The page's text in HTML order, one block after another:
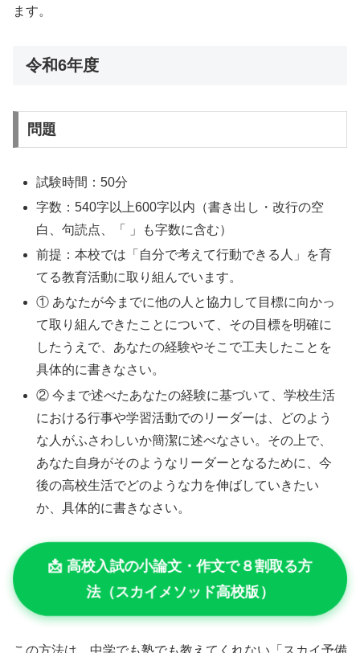
ます。
令和6年度
問題
試験時間：50分
字数：540字以上600字以内（書き出し・改行の空
白、句読点、「 」も字数に含む）
前提：本校では「自分で考えて行動できる人」を育
てる教育活動に取り組んでいます。
① あなたが今までに他の人と協力して目標に向かっ
て取り組んできたことについて、その目標を明確に
したうえで、あなたの経験やそこで工夫したことを
具体的に書きなさい。
② 今まで述べたあなたの経験に基づいて、学校生活
における行事や学習活動でのリーダーは、どのよう
な人がふさわしいか簡潔に述べなさい。その上で、
あなた自身がそのようなリーダーとなるために、今
後の高校生活でどのような力を伸ばしていきたい
か、具体的に書きなさい。
📩 高校入試の小論文・作文で８割取る方
法（スカイメソッド高校版）
この方法は、中学でも塾でも教えてくれない「スカイ予備